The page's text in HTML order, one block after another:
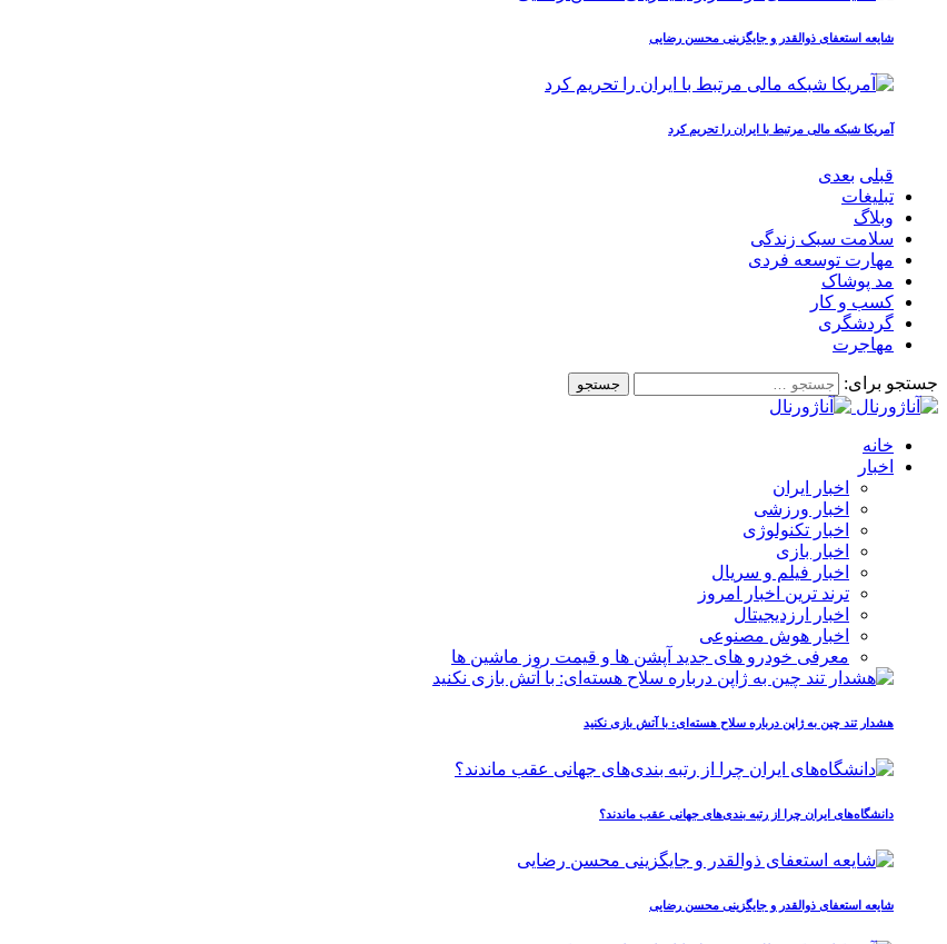
شایعه استعفای ذوالقدر و جایگزینی محسن رضایی
آمریکا شبکه مالی مرتبط با ایران را تحریم کرد
قبلی بعدی
تبلیغات
وبلاگ
سلامت سبک زندگی
مهارت توسعه فردی
مد پوشاک
کسب و کار
گردشگری
مهاجرت
جستجو برای:
خانه
اخبار
اخبار ایران
اخبار ورزشی
اخبار تکنولوژی
اخبار بازی
اخبار فیلم و سریال
ترند ترین اخبار امروز
اخبار ارزدیجیتال
اخبار هوش مصنوعی
معرفی خودرو های جدید آپشن‌ ها و قیمت روز ماشین‌ ها
هشدار تند چین به ژاپن درباره سلاح هسته‌ای: با آتش بازی نکنید
دانشگاه‌های ایران چرا از رتبه‌ بندی‌های جهانی عقب ماندند؟
شایعه استعفای ذوالقدر و جایگزینی محسن رضایی